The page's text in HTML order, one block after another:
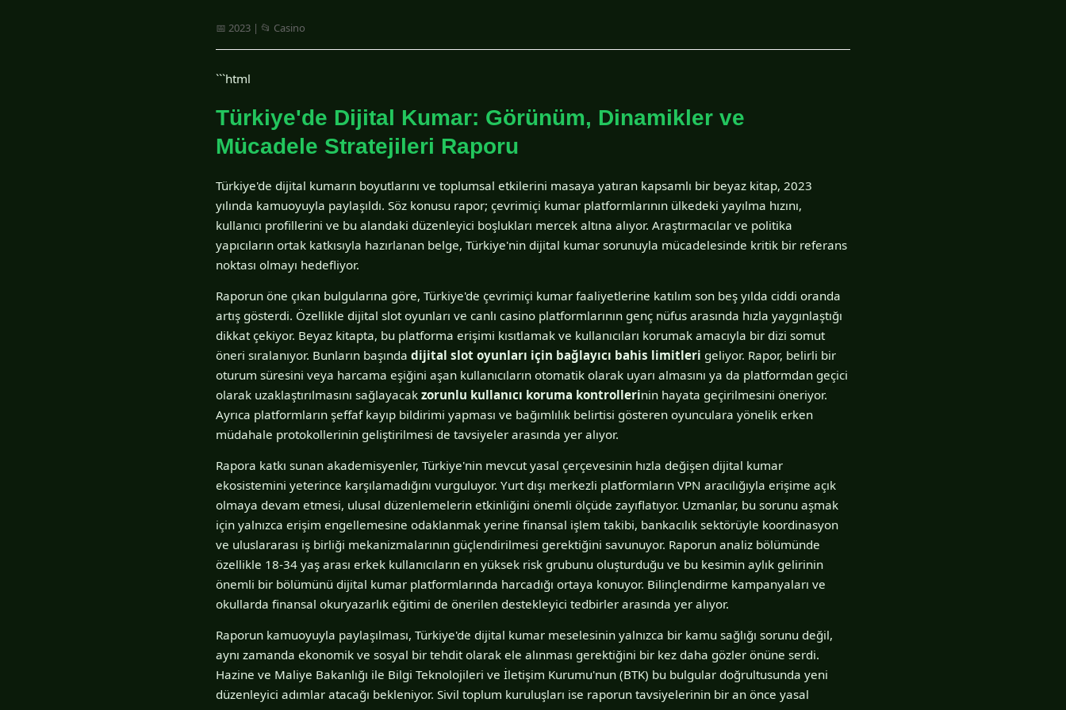
📅 2023 | 📂 Casino
```html
Türkiye'de Dijital Kumar: Görünüm, Dinamikler ve
Mücadele Stratejileri Raporu
Türkiye'de dijital kumarın boyutlarını ve toplumsal etkilerini masaya yatıran kapsamlı bir beyaz kitap, 2023
yılında kamuoyuyla paylaşıldı. Söz konusu rapor; çevrimiçi kumar platformlarının ülkedeki yayılma hızını,
kullanıcı profillerini ve bu alandaki düzenleyici boşlukları mercek altına alıyor. Araştırmacılar ve politika
yapıcıların ortak katkısıyla hazırlanan belge, Türkiye'nin dijital kumar sorunuyla mücadelesinde kritik bir referans
noktası olmayı hedefliyor.
Raporun öne çıkan bulgularına göre, Türkiye'de çevrimiçi kumar faaliyetlerine katılım son beş yılda ciddi oranda
artış gösterdi. Özellikle dijital slot oyunları ve canlı casino platformlarının genç nüfus arasında hızla yaygınlaştığı
dikkat çekiyor. Beyaz kitapta, bu platforma erişimi kısıtlamak ve kullanıcıları korumak amacıyla bir dizi somut
öneri sıralanıyor. Bunların başında dijital slot oyunları için bağlayıcı bahis limitleri geliyor. Rapor, belirli bir
oturum süresini veya harcama eşiğini aşan kullanıcıların otomatik olarak uyarı almasını ya da platformdan geçici
olarak uzaklaştırılmasını sağlayacak zorunlu kullanıcı koruma kontrollerinin hayata geçirilmesini öneriyor.
Ayrıca platformların şeffaf kayıp bildirimi yapması ve bağımlılık belirtisi gösteren oyunculara yönelik erken
müdahale protokollerinin geliştirilmesi de tavsiyeler arasında yer alıyor.
Rapora katkı sunan akademisyenler, Türkiye'nin mevcut yasal çerçevesinin hızla değişen dijital kumar
ekosistemini yeterince karşılamadığını vurguluyor. Yurt dışı merkezli platformların VPN aracılığıyla erişime açık
olmaya devam etmesi, ulusal düzenlemelerin etkinliğini önemli ölçüde zayıflatıyor. Uzmanlar, bu sorunu aşmak
için yalnızca erişim engellemesine odaklanmak yerine finansal işlem takibi, bankacılık sektörüyle koordinasyon
ve uluslararası iş birliği mekanizmalarının güçlendirilmesi gerektiğini savunuyor. Raporun analiz bölümünde
özellikle 18-34 yaş arası erkek kullanıcıların en yüksek risk grubunu oluşturduğu ve bu kesimin aylık gelirinin
önemli bir bölümünü dijital kumar platformlarında harcadığı ortaya konuyor. Bilinçlendirme kampanyaları ve
okullarda finansal okuryazarlık eğitimi de önerilen destekleyici tedbirler arasında yer alıyor.
Raporun kamuoyuyla paylaşılması, Türkiye'de dijital kumar meselesinin yalnızca bir kamu sağlığı sorunu değil,
aynı zamanda ekonomik ve sosyal bir tehdit olarak ele alınması gerektiğini bir kez daha gözler önüne serdi.
Hazine ve Maliye Bakanlığı ile Bilgi Teknolojileri ve İletişim Kurumu'nun (BTK) bu bulgular doğrultusunda yeni
düzenleyici adımlar atacağı bekleniyor. Sivil toplum kuruluşları ise raporun tavsiyelerinin bir an önce yasal